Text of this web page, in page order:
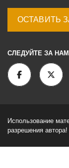
ОСТАВИТЬ
СЛЕДУЙТЕ ЗА
Использование
разрешения